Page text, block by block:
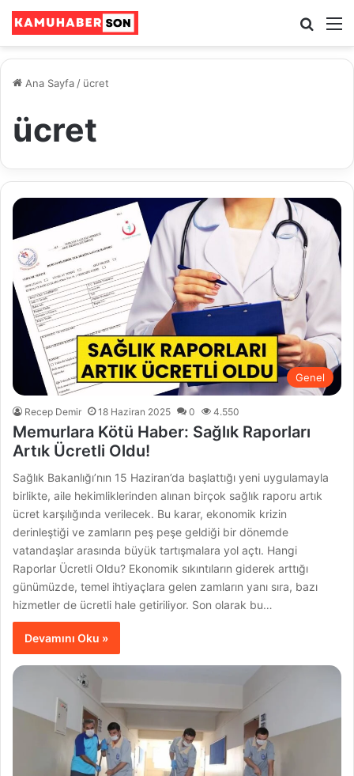
Ara
Ana Sayfa / ücret
ücret
Genel
Recep Demir 18 Haziran 2025 0 4.550
Memurlara Kötü Haber: Sağlık Raporları
Artık Ücretli Oldu!
Sağlık Bakanlığı’nın 15 Haziran’da başlattığı yeni uygulamayla
birlikte, aile hekimliklerinden alınan birçok sağlık raporu artık
ücret karşılığında verilecek. Bu karar, ekonomik krizin
derinleştiği ve zamların peş peşe geldiği bir dönemde
vatandaşlar arasında büyük tartışmalara yol açtı. Hangi
Raporlar Ücretli Oldu? Ekonomik sıkıntıların giderek arttığı
günümüzde, temel ihtiyaçlara gelen zamların yanı sıra, bazı
hizmetler de ücretli hale getiriliyor. Son olarak bu…
Devamını Oku »